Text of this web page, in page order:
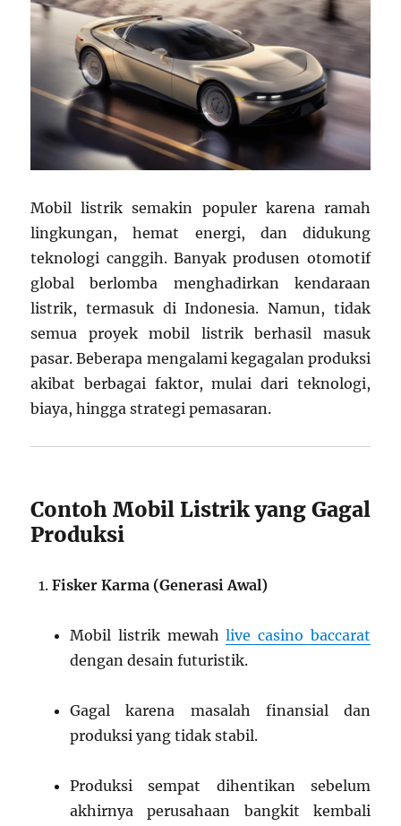
Mobil listrik semakin populer karena ramah
lingkungan, hemat energi, dan didukung
teknologi canggih. Banyak produsen otomotif
global berlomba menghadirkan kendaraan
listrik, termasuk di Indonesia. Namun, tidak
semua proyek mobil listrik berhasil masuk
pasar. Beberapa mengalami kegagalan produksi
akibat berbagai faktor, mulai dari teknologi,
biaya, hingga strategi pemasaran.
Contoh Mobil Listrik yang Gagal
Produksi
Fisker Karma (Generasi Awal)
Mobil listrik mewahlive casino baccarat
dengan desain futuristik.
Gagal karena masalah finansial dan
produksi yang tidak stabil.
Produksi sempat dihentikan sebelum
akhirnya perusahaan bangkit kembali